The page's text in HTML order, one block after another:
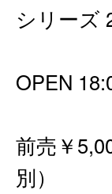
シリーズ
OPEN
前売￥
別）